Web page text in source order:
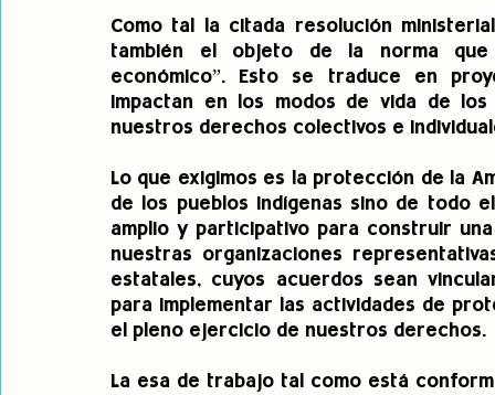
Como tal la citada resolución
también el objeto de la norma que
económico”. Esto se traduce en
impactan en los modos de vida de
nuestros derechos colectivos e
Lo que exigimos es la protección de la
de los pueblos indígenas sino de todo
amplio y participativo para construir
nuestras organizaciones
estatales, cuyos acuerdos sean
para implementar las actividades de
el pleno ejercicio de nuestros derechos.
La esa de trabajo tal como está